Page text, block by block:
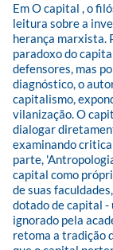
Em O capital , o
leitura sobre a
herança marxista.
paradoxo do
defensores, mas
diagnóstico, o
capitalismo,
vilanização. O
dialogar
examinando
parte,
capital como
de suas
dotado de capital -
ignorado pela
retoma a tradição